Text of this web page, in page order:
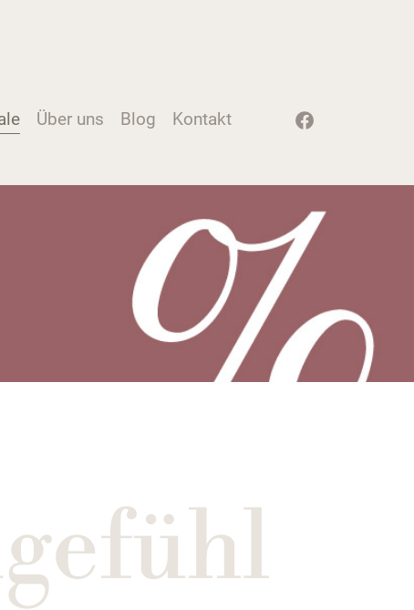
Über uns Blog Kontakt